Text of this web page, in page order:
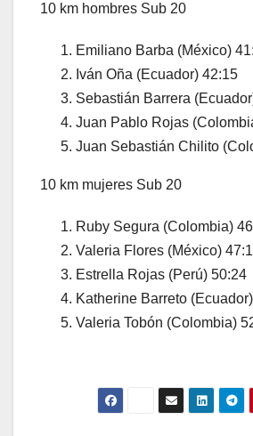
10 km hombres Sub 20
Emiliano Barba (México)
Iván Oña (Ecuador) 42:15
Sebastián Barrera
Juan Pablo Rojas
Juan Sebastián Chilito
10 km mujeres Sub 20
Ruby Segura (Colombia)
Valeria Flores (México)
Estrella Rojas (Perú) 50:24
Katherine Barreto
Valeria Tobón (Colombia)